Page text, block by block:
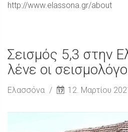
http://www.elassona.gr/about
Σεισμός 5,3 στην
λένε οι
Ελασσόνα 12. Μαρτίου